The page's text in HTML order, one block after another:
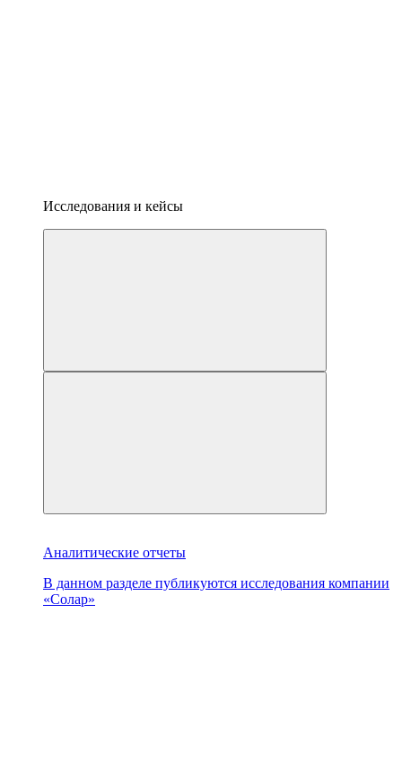
Исследования и кейсы
Аналитические отчеты
В данном разделе публикуются исследования компании
«Солар»